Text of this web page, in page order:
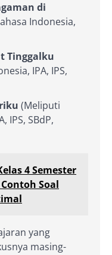
di
Indonesia,
Tinggalku
IPA, IPS,
(Meliputi
IPS, SBdP,
4 Semester
Soal
yang
masing-